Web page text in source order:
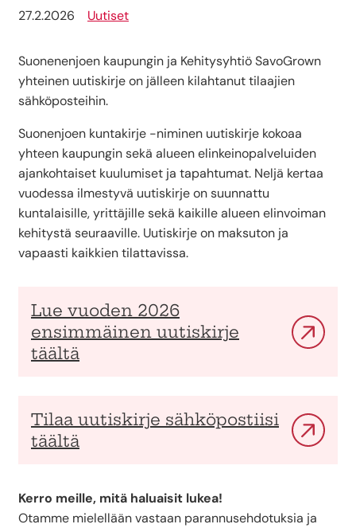
27.2.2026 Uutiset
Suonenenjoen kaupungin ja Kehitysyhtiö SavoGrown
yhteinen uutiskirje on jälleen kilahtanut tilaajien
sähköposteihin.
Suonenjoen kuntakirje -niminen uutiskirje kokoaa
yhteen kaupungin sekä alueen elinkeinopalveluiden
ajankohtaiset kuulumiset ja tapahtumat. Neljä kertaa
vuodessa ilmestyvä uutiskirje on suunnattu
kuntalaisille, yrittäjille sekä kaikille alueen elinvoiman
kehitystä seuraaville. Uutiskirje on maksuton ja
vapaasti kaikkien tilattavissa.
Lue vuoden 2026
ensimmäinen uutiskirje
täältä
Tilaa uutiskirje sähköpostiisi
täältä
Kerro meille, mitä haluaisit lukea!
Otamme mielellään vastaan parannusehdotuksia ja